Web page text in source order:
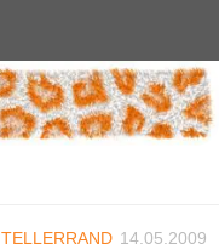
TELLERRAND 14.05.2009